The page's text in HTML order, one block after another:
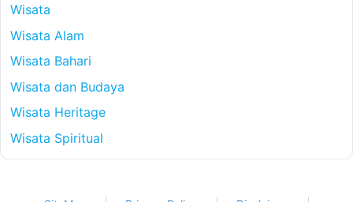
Wisata
Wisata Alam
Wisata Bahari
Wisata dan Budaya
Wisata Heritage
Wisata Spiritual